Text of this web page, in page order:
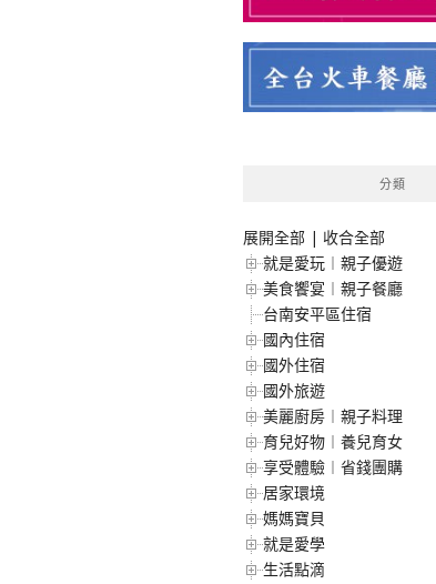
分類
展開全部 | 收合全部
就是愛玩︱親子優遊
美食饗宴︱親子餐廳
台南安平區住宿
國內住宿
國外住宿
國外旅遊
美麗廚房︱親子料理
育兒好物︱養兒育女
享受體驗︱省錢團購
居家環境
媽媽寶貝
就是愛學
生活點滴